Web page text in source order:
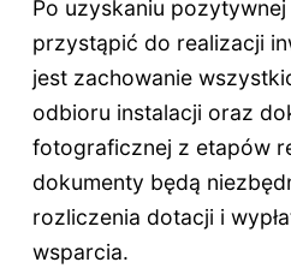
Po uzyskaniu
przystąpić do realizacji
jest zachowanie
odbioru instalacji oraz
fotograficznej z etapów
dokumenty będą
rozliczenia dotacji i
wsparcia.